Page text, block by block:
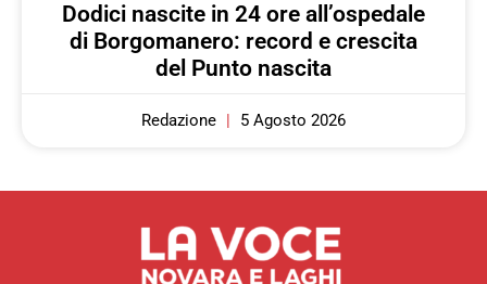
Dodici nascite in 24 ore all’ospedale
di Borgomanero: record e crescita
del Punto nascita
Redazione 5 Agosto 2026